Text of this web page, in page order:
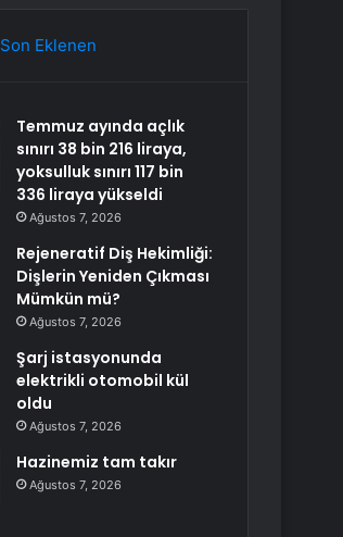
Son Eklenen
Temmuz ayında açlık
sınırı 38 bin 216 liraya,
yoksulluk sınırı 117 bin
336 liraya yükseldi
Ağustos 7, 2026
Rejeneratif Diş Hekimliği:
Dişlerin Yeniden Çıkması
Mümkün mü?
Ağustos 7, 2026
Şarj istasyonunda
elektrikli otomobil kül
oldu
Ağustos 7, 2026
Hazinemiz tam takır
Ağustos 7, 2026